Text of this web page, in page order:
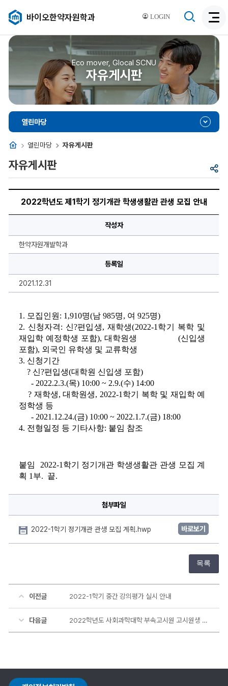
LOGIN
바이오한약자원학과
색
활
성
색
Eco mover, Glocal SCNU
자유게시판
홈 열린마당 자유게시판
열린마당
공
자유게시판
도
학
생
2022학년도 제1학기 정기개관 학생생활관 관생 모집 안내
작성자
한약자원개발학과
등록일
2021.12.31
1. 모집인원 : 1,910명(남 985명, 여 925명)
2. 신청자격: 신?편입생, 재학생(2022-1 학기 복학 및
재입학 예정학생 포함), 대학원생 (신입생
포함), 외국인 유학생 및 교류학생
3. 신청기간
? 신?편입생(대학원 신입생 포함)
- 2022.2.3.(목) 10:00 ~ 2.9.(수) 14:00
? 재학생, 대학원생, 2022-1 학기 복학 및 재입학 예
정학생 등
- 2021.12.24.(금) 10:00 ~ 2022.1.7.(금) 18:00
4. 전형일정 등 기타사항: 붙임 참조
붙임 2022-1 학기 정기개관 학생생활관 관생 모집 계
획 1 부. 끝.
첨부파일
2022-1학기 정기개관 관생 모집 계획.hwp 바로보기
목록
이전글 2022-1학기 중간 강의평가 실시 안내
다음글 2022학년도 사회과학대학 부속고시원 고시원생 선발시험 공고